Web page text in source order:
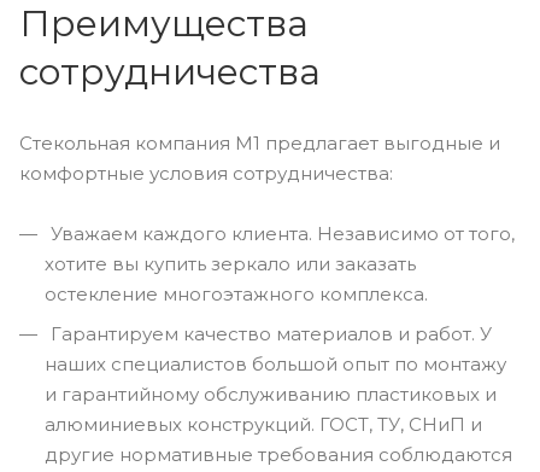
Преимущества
сотрудничества
Стекольная компания М1 предлагает выгодные и
комфортные условия сотрудничества:
Уважаем каждого клиента. Независимо от того,
хотите вы купить зеркало или заказать
остекление многоэтажного комплекса.
Гарантируем качество материалов и работ. У
наших специалистов большой опыт по монтажу
и гарантийному обслуживанию пластиковых и
алюминиевых конструкций. ГОСТ, ТУ, СНиП и
другие нормативные требования соблюдаются